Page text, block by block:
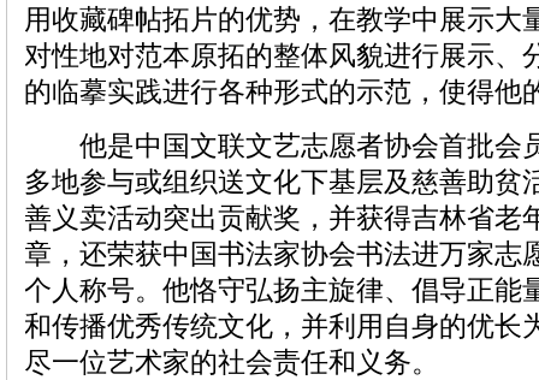
用收藏碑帖拓片的优势，在教学中展示大
对性地对范本原拓的整体风貌进行展示、
的临摹实践进行各种形式的示范，使得他
他是中国文联文艺志愿者协会首批会
多地参与或组织送文化下基层及慈善助贫
善义卖活动突出贡献奖，并获得吉林省老
章，还荣获中国书法家协会书法进万家志
个人称号。他恪守弘扬主旋律、倡导正能
和传播优秀传统文化，并利用自身的优长
尽一位艺术家的社会责任和义务。